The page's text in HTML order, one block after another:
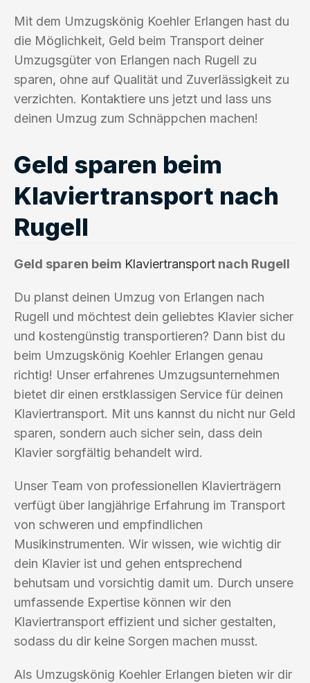
Mit dem Umzugskönig Koehler Erlangen hast du
die Möglichkeit, Geld beim Transport deiner
Umzugsgüter von Erlangen nach Rugell zu
sparen, ohne auf Qualität und Zuverlässigkeit zu
verzichten. Kontaktiere uns jetzt und lass uns
deinen Umzug zum Schnäppchen machen!
Geld sparen beim
Klaviertransport nach
Rugell
Geld sparen beim Klaviertransport nach Rugell
Du planst deinen Umzug von Erlangen nach
Rugell und möchtest dein geliebtes Klavier sicher
und kostengünstig transportieren? Dann bist du
beim Umzugskönig Koehler Erlangen genau
richtig! Unser erfahrenes Umzugsunternehmen
bietet dir einen erstklassigen Service für deinen
Klaviertransport. Mit uns kannst du nicht nur Geld
sparen, sondern auch sicher sein, dass dein
Klavier sorgfältig behandelt wird.
Unser Team von professionellen Klavierträgern
verfügt über langjährige Erfahrung im Transport
von schweren und empfindlichen
Musikinstrumenten. Wir wissen, wie wichtig dir
dein Klavier ist und gehen entsprechend
behutsam und vorsichtig damit um. Durch unsere
umfassende Expertise können wir den
Klaviertransport effizient und sicher gestalten,
sodass du dir keine Sorgen machen musst.
Als Umzugskönig Koehler Erlangen bieten wir dir